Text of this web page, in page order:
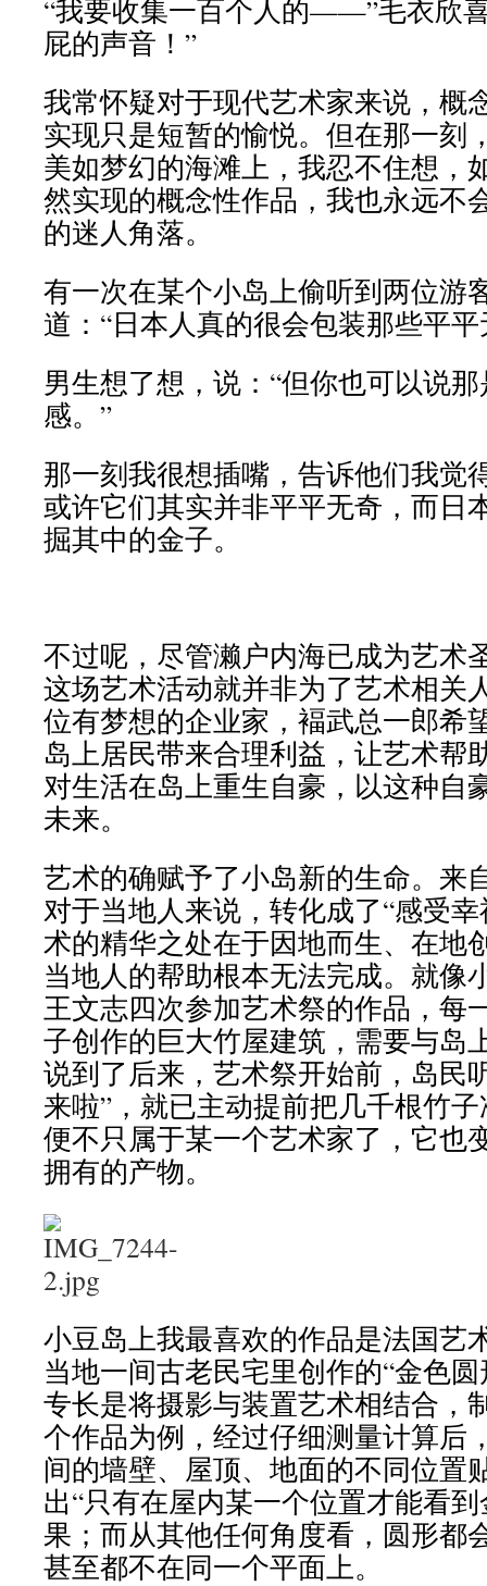
“我要收集一百个人的——”毛衣欣
屁的声音！”
我常怀疑对于现代艺术家来说，概
实现只是短暂的愉悦。但在那一刻
美如梦幻的海滩上，我忍不住想，
然实现的概念性作品，我也永远不
的迷人角落。
有一次在某个小岛上偷听到两位游
道：“日本人真的很会包装那些平
男生想了想，说：“但你也可以说
感。”
那一刻我很想插嘴，告诉他们我觉
或许它们其实并非平平无奇，而日
掘其中的金子。
不过呢，尽管濑户内海已成为艺术
这场艺术活动就并非为了艺术相关
位有梦想的企业家，褔武总一郎希
岛上居民带来合理利益，让艺术帮
对生活在岛上重生自豪，以这种自
未来。
艺术的确赋予了小岛新的生命。来
对于当地人来说，转化成了“感受
术的精华之处在于因地而生、在地
当地人的帮助根本无法完成。就像
王文志四次参加艺术祭的作品，每
子创作的巨大竹屋建筑，需要与岛
说到了后来，艺术祭开始前，岛民
来啦”，就已主动提前把几千根竹
便不只属于某一个艺术家了，它也
拥有的产物。
小豆岛上我最喜欢的作品是法国艺术
当地一间古老民宅里创作的“金色
专长是将摄影与装置艺术相结合，
个作品为例，经过仔细测量计算后
间的墙壁、屋顶、地面的不同位置
出“只有在屋内某一个位置才能看
果；而从其他任何角度看，圆形都
甚至都不在同一个平面上。